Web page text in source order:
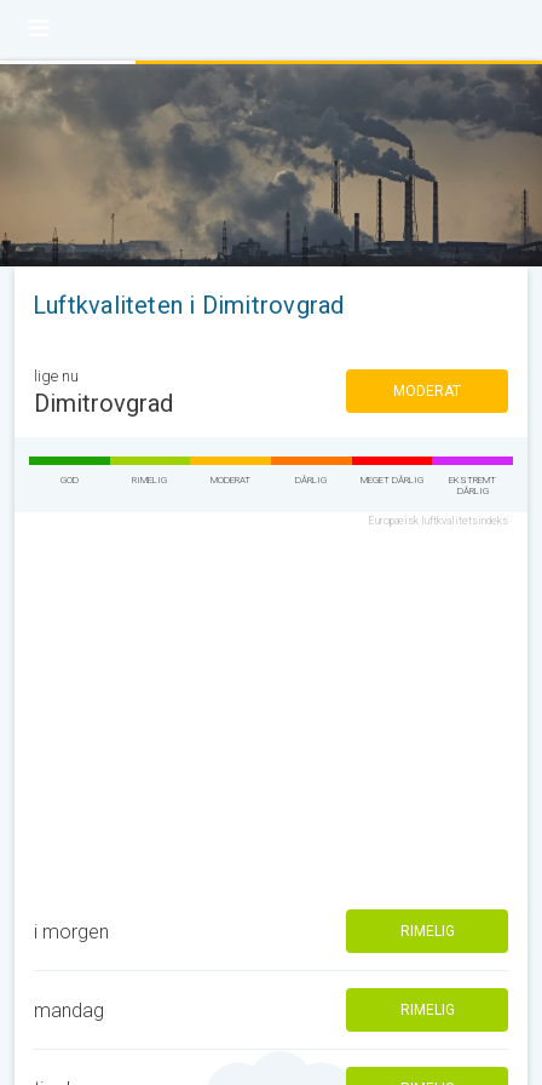
Luftkvaliteten i Dimitrovgrad
lige nu
Dimitrovgrad MODERAT
GOD RIMELIG MODERAT DÅRLIG MEGET DÅRLIG
EKSTREMT
DÅRLIG
Europæisk luftkvalitetsindeks
i morgen RIMELIG
mandag RIMELIG